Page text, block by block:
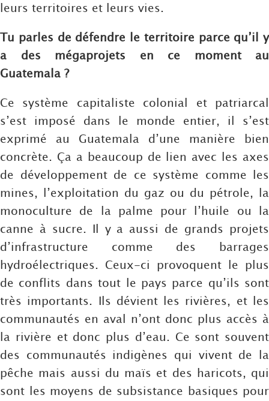
leurs territoires et leurs vies.
Tu parles de défendre le territoire parce qu’il y
a des mégaprojets en ce moment au
Guatemala ?
Ce système capitaliste colonial et patriarcal
s’est imposé dans le monde entier, il s’est
exprimé au Guatemala d’une manière bien
concrète. Ça a beaucoup de lien avec les axes
de développement de ce système comme les
mines, l’exploitation du gaz ou du pétrole, la
monoculture de la palme pour l’huile ou la
canne à sucre. Il y a aussi de grands projets
d’infrastructure comme des barrages
hydroélectriques. Ceux-ci provoquent le plus
de conflits dans tout le pays parce qu’ils sont
très importants. Ils dévient les rivières, et les
communautés en aval n’ont donc plus accès à
la rivière et donc plus d’eau. Ce sont souvent
des communautés indigènes qui vivent de la
pêche mais aussi du maïs et des haricots, qui
sont les moyens de subsistance basiques pour